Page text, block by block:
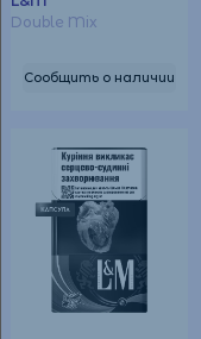
Double Mix
Сообщить о наличии